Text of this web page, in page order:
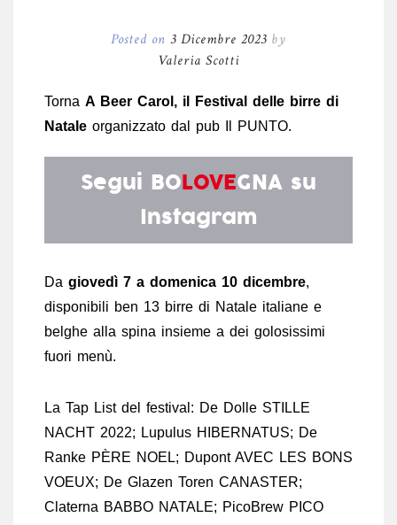
Posted on 3 Dicembre 2023 by
Valeria Scotti
Torna A Beer Carol, il Festival delle birre di
Natale organizzato dal pub Il PUNTO.
Segui BOLOVEGNA su
Instagram
Da giovedì 7 a domenica 10 dicembre,
disponibili ben 13 birre di Natale italiane e
belghe alla spina insieme a dei golosissimi
fuori menù.
La Tap List del festival: De Dolle STILLE
NACHT 2022; Lupulus HIBERNATUS; De
Ranke PÈRE NOEL; Dupont AVEC LES BONS
VOEUX; De Glazen Toren CANASTER;
Claterna BABBO NATALE; PicoBrew PICO